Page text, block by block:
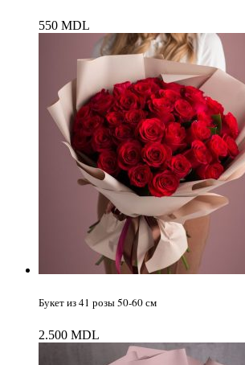
550 MDL
Букет из 41 розы 50-60 см
2.500 MDL